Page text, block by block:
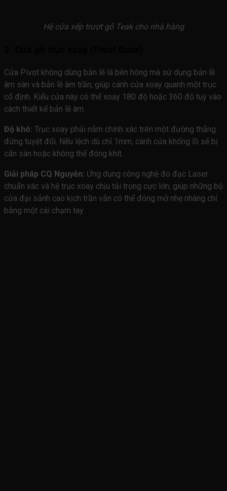
Hệ cửa xếp trượt gỗ Teak cho nhà hàng
Cửa Pivot không dùng bản lề lá bên hông mà sử dụng bản lề
âm sàn và bản lề âm trần, giúp cánh cửa xoay quanh một trục
cố định. Kiểu cửa này có thể xoay 180 độ hoặc 360 độ tuỳ vào
cách thiết kế bản lề âm.
Độ khó: Trục xoay phải nằm chính xác trên một đường thẳng
đứng tuyệt đối. Nếu lệch dù chỉ 1mm, cánh cửa khổng lồ sẽ bị
cấn sàn hoặc không thể đóng khít.
Giải pháp CQ Nguyễn: Ứng dụng công nghệ đo đạc Laser
chuẩn xác và hệ trục xoay chịu tải trọng cực lớn, giúp những bộ
cửa đại sảnh cao kịch trần vẫn có thể đóng mở nhẹ nhàng chỉ
bằng một cái chạm tay.